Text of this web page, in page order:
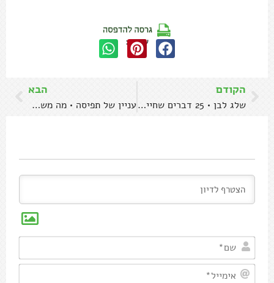
שתפו:
הקודם
שלג לבן • 25 דברים שחייבים לדעת על קצף חלבונים
הבא
עניין של תפיסה • מה משפיע על הטעם של היין
שם*